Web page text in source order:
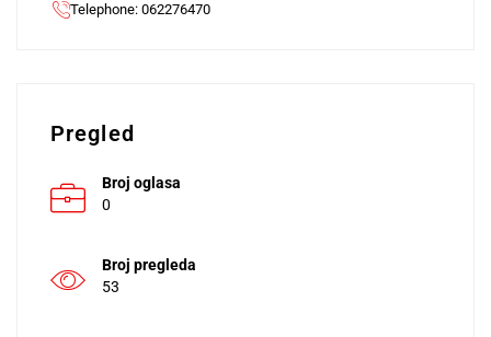
Telephone: 062276470
Pregled
Broj oglasa
0
Broj pregleda
53